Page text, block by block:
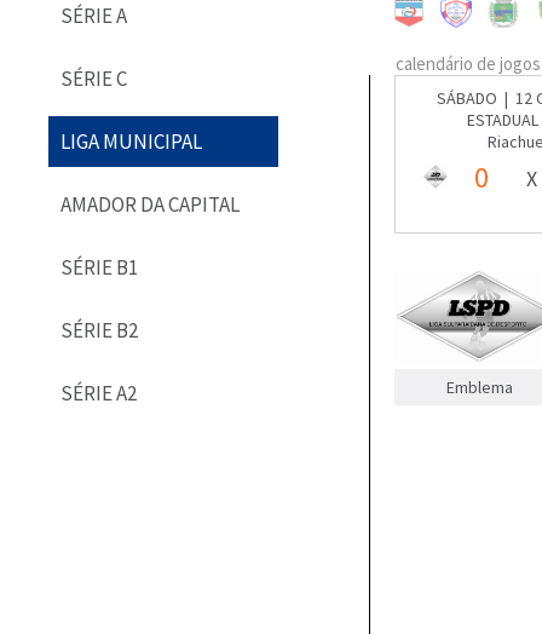
SÉRIE A
SÉRIE C
LIGA MUNICIPAL
AMADOR DA CAPITAL
SÉRIE B1
SÉRIE B2
SÉRIE A2
calendário de jogos
SÁBADO | 12
0 X
Emblema